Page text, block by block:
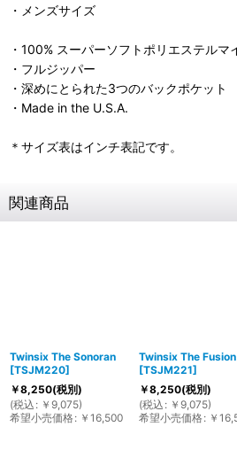
・メンズサイズ
・100% スーパーソフトポリエステルマ
・フルジッパー
・深めにとられた3つのバックポケット
・Made in the U.S.A.
＊サイズ表はインチ表記です。
関連商品
Twinsix The Sonoran
[TSJM220]
￥8,250(税別)
(税込 : ￥ 9,075)
希望小売価格: ￥ 16,500
Twinsix The Fusion
[TSJM221]
￥8,250(税別)
(税込 : ￥ 9,075)
希望小売価格: ￥